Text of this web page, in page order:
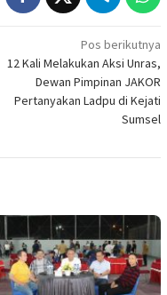
Pos berikutnya
12 Kali Melakukan Aksi Unras,
Dewan Pimpinan JAKOR
Pertanyakan Ladpu di Kejati
Sumsel